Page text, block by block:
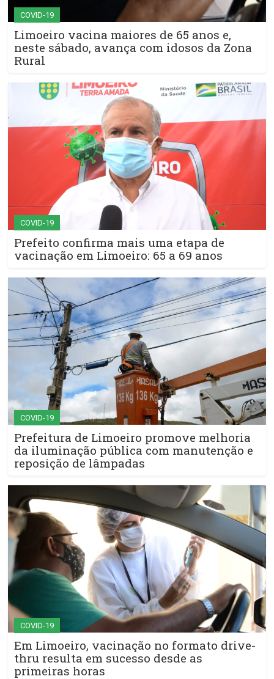
COVID-19
Limoeiro vacina maiores de 65 anos e,
neste sábado, avança com idosos da Zona
Rural
COVID-19
Prefeito confirma mais uma etapa de
vacinação em Limoeiro: 65 a 69 anos
COVID-19
Prefeitura de Limoeiro promove melhoria
da iluminação pública com manutenção e
reposição de lâmpadas
COVID-19
Em Limoeiro, vacinação no formato drive-
thru resulta em sucesso desde as
primeiras horas